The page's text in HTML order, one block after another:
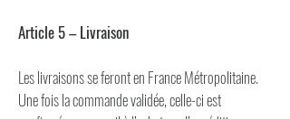
Article 5 – Livraison
Les livraisons se feront en France Métropolitaine.
Une fois la commande validée, celle-ci est